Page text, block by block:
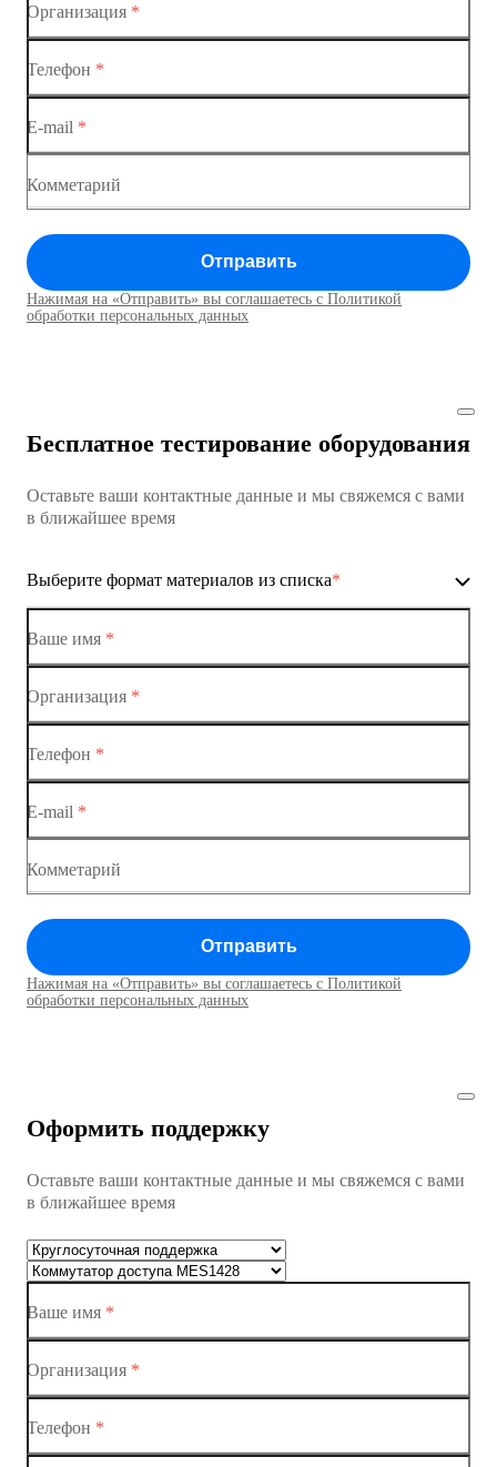
Коммутатор доступа MES1428-03
Коммутатор доступа MES1428-04
Ethernet-коммутаторы
Коммутатор доступа MES1428
Коммутаторы доступа01
Коммутатор доступа MES1428
Коммутатор доступа MES1428
Коммутаторы доступа
Коммутатор доступа MES1428-03
Коммутатор доступа MES1428-04
Организация *
Телефон *
E-mail *
Комметарий
Отправить
Нажимая на «Отправить» вы соглашаетесь с Политикой
обработки персональных данных
Бесплатное тестирование оборудования
Оставьте ваши контактные данные и мы свяжемся с вами
в ближайшее время
Выберите формат материалов из списка*
Ethernet-коммутаторы
Коммутатор доступа MES1428
Коммутаторы доступа01
Коммутатор доступа MES1428
Коммутатор доступа MES1428
Коммутаторы доступа
Коммутатор доступа MES1428-02
Ваше имя *
Организация *
Телефон *
E-mail *
Комметарий
Отправить
Нажимая на «Отправить» вы соглашаетесь с Политикой
обработки персональных данных
Оформить поддержку
Оставьте ваши контактные данные и мы свяжемся с вами
в ближайшее время
Ваше имя *
Организация *
Телефон *